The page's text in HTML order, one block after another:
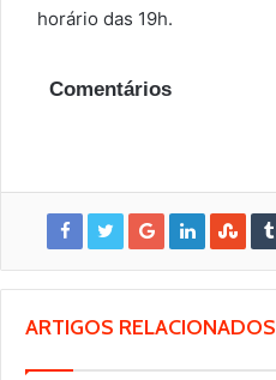
horário das 19h.
Comentários
ARTIGOS RELACIONADOS